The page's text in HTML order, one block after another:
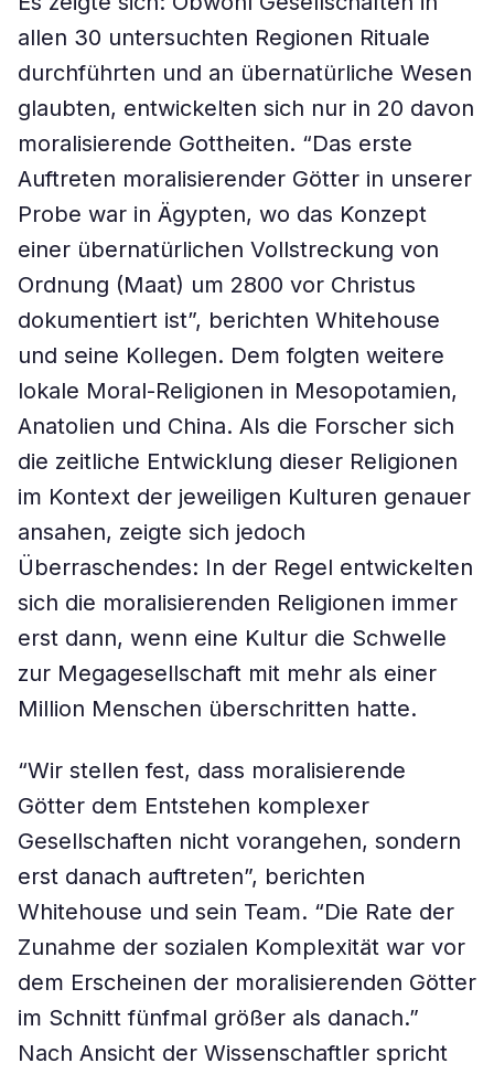
allen 30 untersuchten Regionen Rituale
durchführten und an übernatürliche Wesen
glaubten, entwickelten sich nur in 20 davon
moralisierende Gottheiten. “Das erste
Auftreten moralisierender Götter in unserer
Probe war in Ägypten, wo das Konzept
einer übernatürlichen Vollstreckung von
Ordnung (Maat) um 2800 vor Christus
dokumentiert ist”, berichten Whitehouse
und seine Kollegen. Dem folgten weitere
lokale Moral-Religionen in Mesopotamien,
Anatolien und China. Als die Forscher sich
die zeitliche Entwicklung dieser Religionen
im Kontext der jeweiligen Kulturen genauer
ansahen, zeigte sich jedoch
Überraschendes: In der Regel entwickelten
sich die moralisierenden Religionen immer
erst dann, wenn eine Kultur die Schwelle
zur Megagesellschaft mit mehr als einer
Million Menschen überschritten hatte.
“Wir stellen fest, dass moralisierende
Götter dem Entstehen komplexer
Gesellschaften nicht vorangehen, sondern
erst danach auftreten”, berichten
Whitehouse und sein Team. “Die Rate der
Zunahme der sozialen Komplexität war vor
dem Erscheinen der moralisierenden Götter
im Schnitt fünfmal größer als danach.”
Nach Ansicht der Wissenschaftler spricht